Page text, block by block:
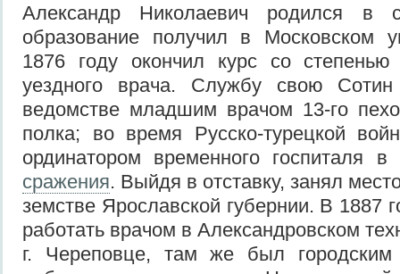
Александр Николаевич родился в
образование получил в Московском
1876 году окончил курс со
уездного врача. Службу свою
ведомстве младшим врачом 13-го
полка; во время Русско-турецкой
ординатором временного госпиталя
сражения. Выйдя в отставку, занял
земстве Ярославской губернии. В 1887
работать врачом в Александровском
г. Череповце, там же был